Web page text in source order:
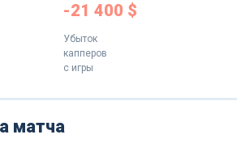
-21 400 $
Убыток
капперов
с игры
матча